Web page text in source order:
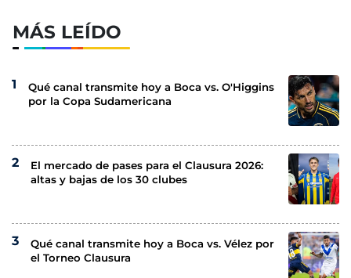
MÁS LEÍDO
Qué canal transmite hoy a Boca vs. O'Higgins
por la Copa Sudamericana
El mercado de pases para el Clausura 2026:
altas y bajas de los 30 clubes
Qué canal transmite hoy a Boca vs. Vélez por
el Torneo Clausura